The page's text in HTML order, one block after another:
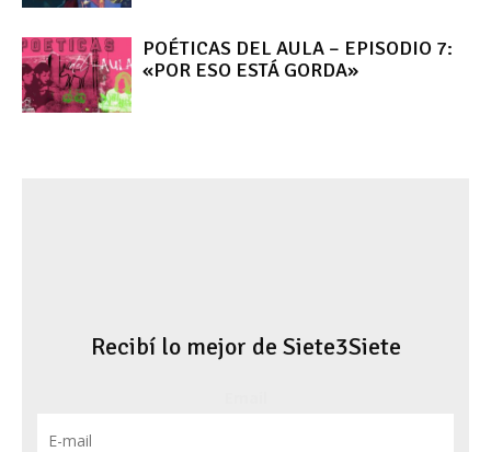
POÉTICAS DEL AULA – EPISODIO 7:
«POR ESO ESTÁ GORDA»
Recibí lo mejor de Siete3Siete